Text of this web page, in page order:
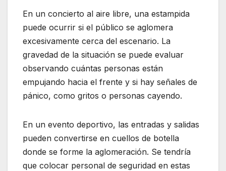
En un concierto al aire libre, una estampida
puede ocurrir si el público se aglomera
excesivamente cerca del escenario. La
gravedad de la situación se puede evaluar
observando cuántas personas están
empujando hacia el frente y si hay señales de
pánico, como gritos o personas cayendo.
En un evento deportivo, las entradas y salidas
pueden convertirse en cuellos de botella
donde se forme la aglomeración. Se tendría
que colocar personal de seguridad en estas